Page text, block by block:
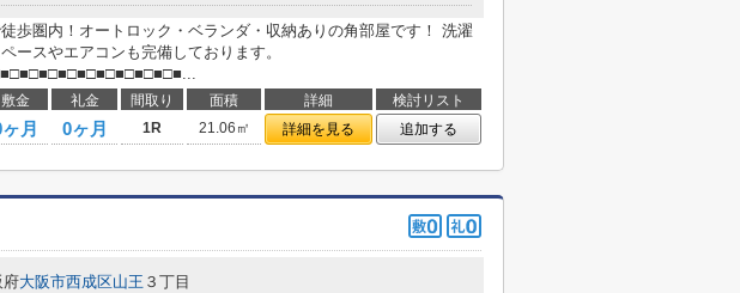
歩圏内！オートロック・ベランダ・収納ありの角部屋です！ 洗濯
ースやエアコンも完備しております。
敷金 礼金 間取り 面積 詳細
検討リスト
月 0ヶ月 1R 21.06㎡ 詳細を見る 追加する
府大阪市西成区山王 ３丁目